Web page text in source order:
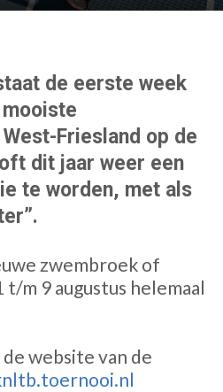
de eerste week
Friesland op de
dit jaar weer een
te worden, met als
zwembroek of
t/m 9 augustus helemaal
website van de